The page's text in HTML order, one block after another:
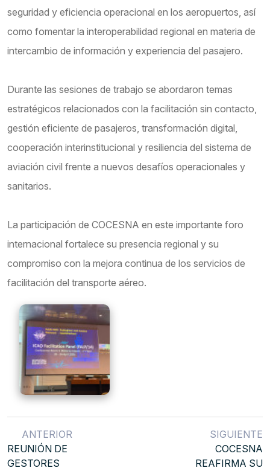
seguridad y eficiencia operacional en los aeropuertos, así
como fomentar la interoperabilidad regional en materia de
intercambio de información y experiencia del pasajero.
Durante las sesiones de trabajo se abordaron temas
estratégicos relacionados con la facilitación sin contacto,
gestión eficiente de pasajeros, transformación digital,
cooperación interinstitucional y resiliencia del sistema de
aviación civil frente a nuevos desafíos operacionales y
sanitarios.
La participación de COCESNA en este importante foro
internacional fortalece su presencia regional y su
compromiso con la mejora continua de los servicios de
facilitación del transporte aéreo.
ANTERIOR
REUNIÓN DE
GESTORES
SIGUIENTE
COCESNA
REAFIRMA SU